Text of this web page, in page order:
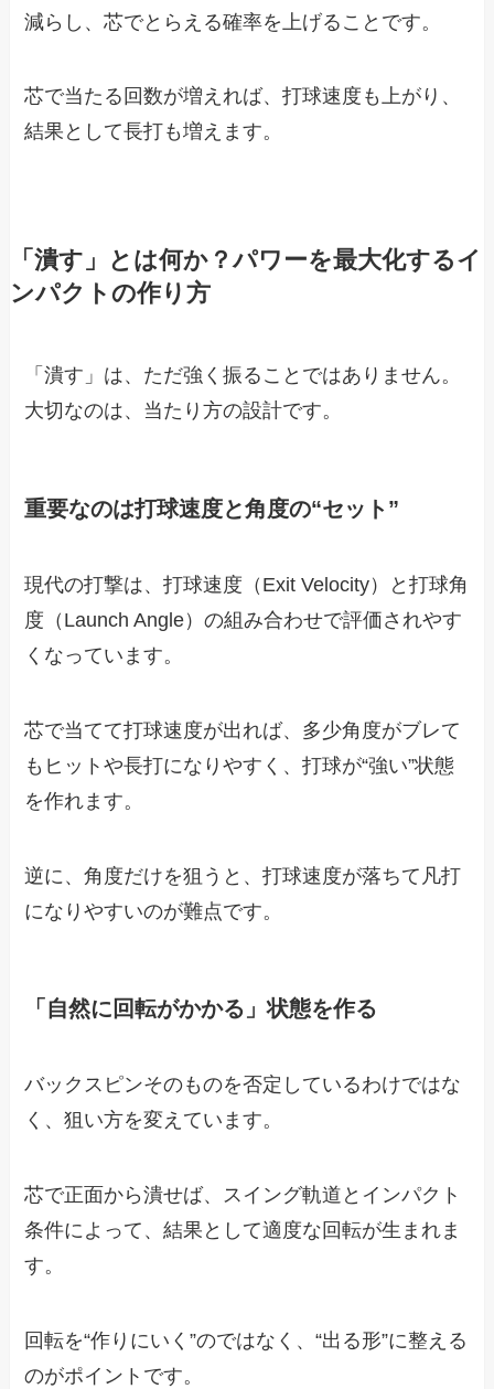
減らし、芯でとらえる確率を上げることです。
芯で当たる回数が増えれば、打球速度も上がり、
結果として長打も増えます。
「潰す」とは何か？パワーを最大化するイ
ンパクトの作り方
「潰す」は、ただ強く振ることではありません。
大切なのは、当たり方の設計です。
重要なのは打球速度と角度の“セット”
現代の打撃は、打球速度（Exit Velocity）と打球角
度（Launch Angle）の組み合わせで評価されやす
くなっています。
芯で当てて打球速度が出れば、多少角度がブレて
もヒットや長打になりやすく、打球が“強い”状態
を作れます。
逆に、角度だけを狙うと、打球速度が落ちて凡打
になりやすいのが難点です。
「自然に回転がかかる」状態を作る
バックスピンそのものを否定しているわけではな
く、狙い方を変えています。
芯で正面から潰せば、スイング軌道とインパクト
条件によって、結果として適度な回転が生まれま
す。
回転を“作りにいく”のではなく、“出る形”に整える
のがポイントです。